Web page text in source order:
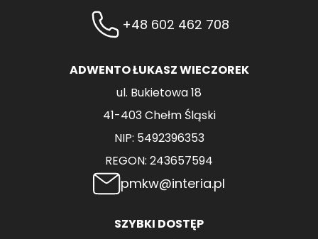
+48 602 462 708
ADWENTO ŁUKASZ WIECZOREK
ul. Bukietowa 18
41-403 Chełm Śląski
NIP: 5492396353
REGON: 243657594
pmkw@interia.pl
SZYBKI DOSTĘP